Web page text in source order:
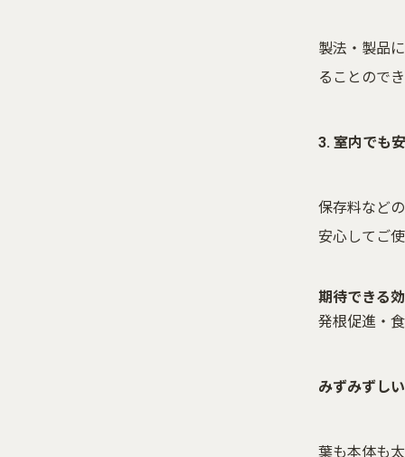
製法・製品
ることので
3. 室内でも
保存料など
安心してご
期待できる
発根促進・
みずみずし
葉も本体も